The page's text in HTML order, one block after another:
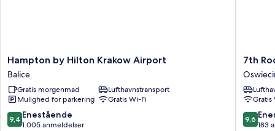
Hampton
by
Hilton
Krakow
Airport
Balice
Hampton by Hilton Krakow Airport
Balice
Gratis morgenmad
Lufthavnstransport
Mulighed for parkering
Gratis Wi-Fi
9.4
ud
9,4 Enestående
1.005 anmeldelser
7th
Room
Guest
House
7th
Gratis
9.6
ud
9,6
183